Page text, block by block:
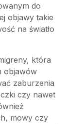
do
objawy takie
na światło
która
objawów
zaburzenia
czy nawet
mowy czy